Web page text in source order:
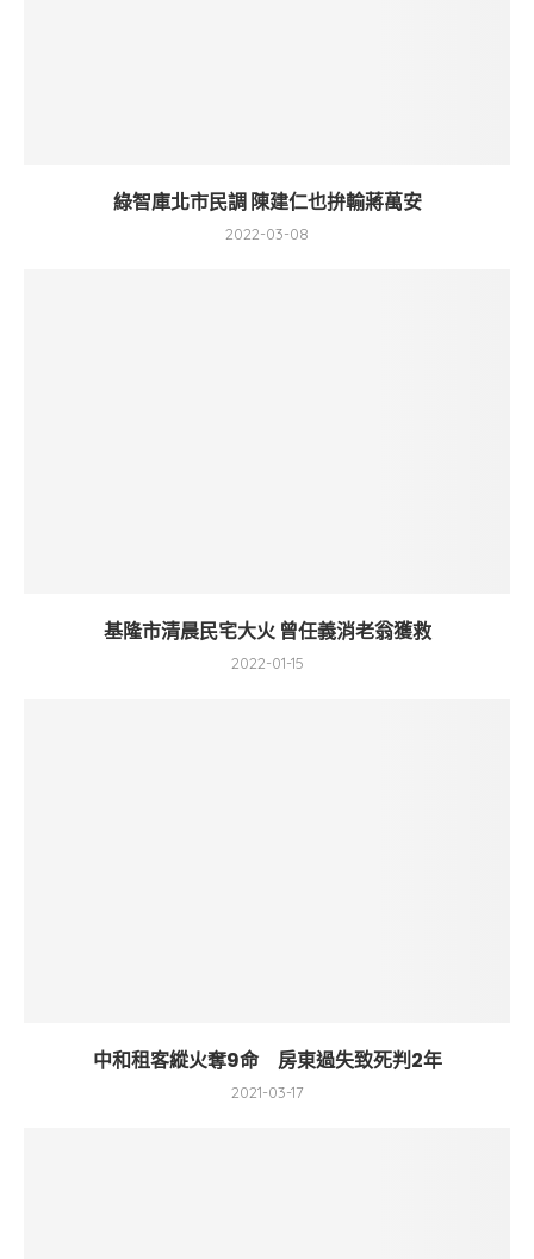
綠智庫北市民調 陳建仁也拚輸蔣萬安
2022-03-08
基隆市清晨民宅大火 曾任義消老翁獲救
2022-01-15
中和租客縱火奪9命 房東過失致死判2年
2021-03-17